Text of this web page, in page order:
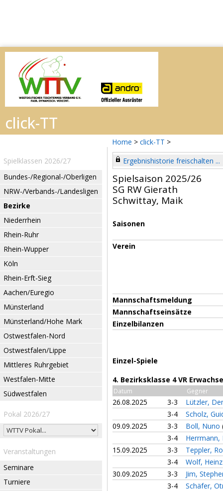
Home > click-TT >
Spielklassen 2026/27
Bundes-/Regional-/Oberligen
NRW-/Verbands-/Landesligen
Bezirke
Niederrhein
Rhein-Ruhr
Rhein-Wupper
Köln
Rhein-Erft-Sieg
Aachen/Euregio
Münsterland
Münsterland/Hohe Mark
Ostwestfalen-Nord
Ostwestfalen/Lippe
Mittleres Ruhrgebiet
Westfalen-Mitte
Südwestfalen
Pokal 2026/27
Veranstaltungen
Seminare
Turniere
Ergebnishistorie freischalten ...
Spielsaison 2025/26
SG RW Gierath
Schwittay, Maik
Saisonen
Verein
Mannschaftsmeldung
Mannschaftseinsätze
Einzelbilanzen
Einzel-Spiele
4. Bezirksklasse 4 VR
Datum Gegner
26.08.2025 3-3
Lützler,
3-4
Scholz,
09.09.2025
3-3 Boll, Nuno
3-4
15.09.2025
3-3
Teppler,
3-4
Wolf,
30.09.2025
3-3
Jim,
3-4
Schäfer,